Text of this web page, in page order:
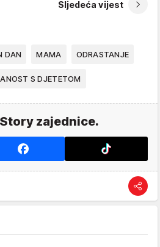
Sljedeća vijest
DAN MAMA ODRASTANJE
S DJETETOM
zajednice.